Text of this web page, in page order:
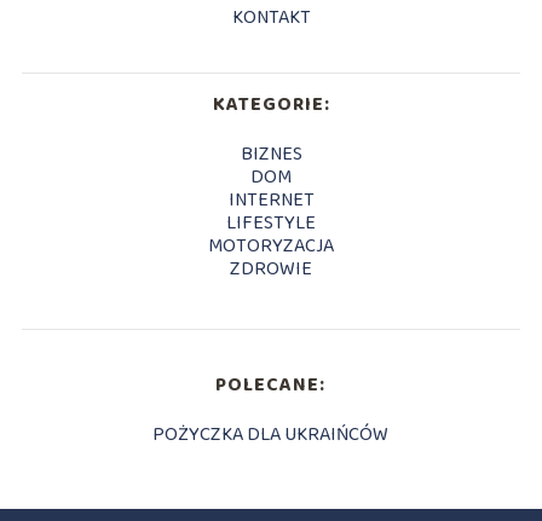
KONTAKT
KATEGORIE:
BIZNES
DOM
INTERNET
LIFESTYLE
MOTORYZACJA
ZDROWIE
POLECANE:
POŻYCZKA DLA UKRAIŃCÓW